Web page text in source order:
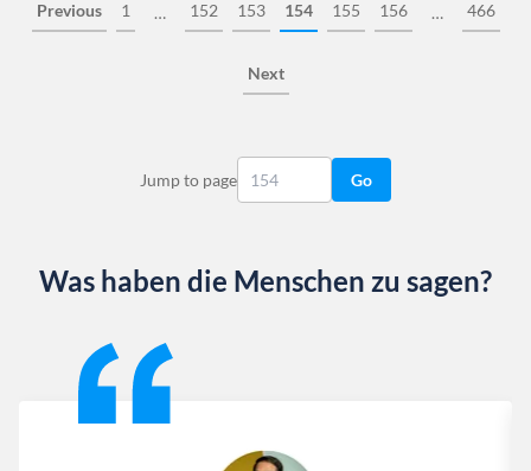
Previous 1 … 152 153 154 155 156 … 466
Next
Jump to page Go
Was haben die Menschen zu sagen?